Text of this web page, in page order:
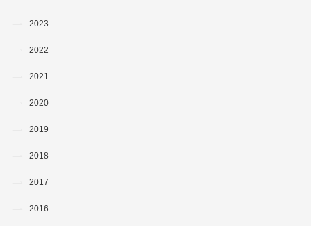
2023
2022
2021
2020
2019
2018
2017
2016